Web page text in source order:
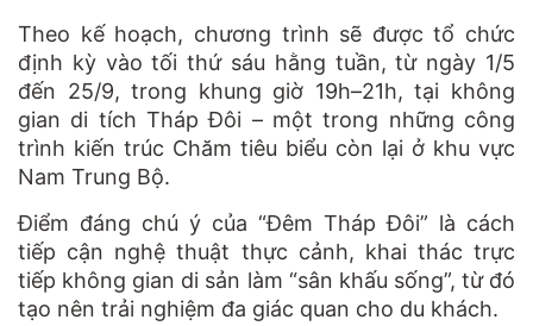
Theo kế hoạch, chương trình sẽ được tổ chức
định kỳ vào tối thứ sáu hằng tuần, từ ngày 1/5
đến 25/9, trong khung giờ 19h–21h, tại không
gian di tích Tháp Đôi – một trong những công
trình kiến trúc Chăm tiêu biểu còn lại ở khu vực
Nam Trung Bộ.
Điểm đáng chú ý của “Đêm Tháp Đôi” là cách
tiếp cận nghệ thuật thực cảnh, khai thác trực
tiếp không gian di sản làm “sân khấu sống”, từ đó
tạo nên trải nghiệm đa giác quan cho du khách.